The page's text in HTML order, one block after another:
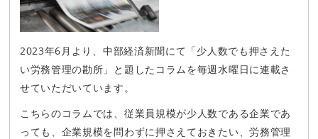
2023年6 月より、 中部経済新聞にて「少人数でも押さえた
い労務管理の勘所」と題したコラムを毎週水曜日に連載さ
せていただいています。
こちらのコラムでは、従業員規模が少人数である企業であ
っても、企業規模を問わずに押さえておきたい、労務管理